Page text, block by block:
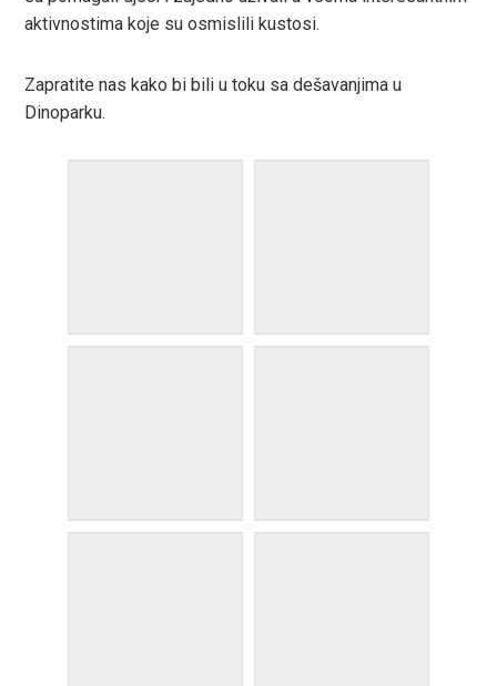
aktivnostima koje su osmislili kustosi.
Zapratite nas kako bi bili u toku sa dešavanjima u
Dinoparku.